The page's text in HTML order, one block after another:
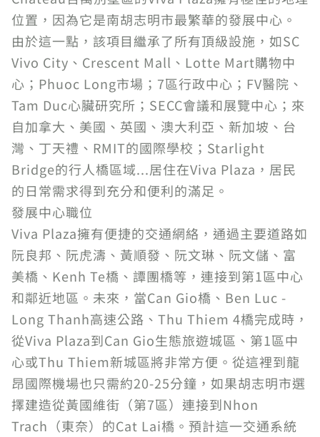
位置，因為它是南胡志明市最繁華的發展中心。
由於這一點，該項目繼承了所有頂級設施，如SC
Vivo City、Crescent Mall、Lotte Mart購物中
心；Phuoc Long市場；7區行政中心；FV醫院、
Tam Duc心臟研究所；SECC會議和展覽中心；來
自加拿大、美國、英國、澳大利亞、新加坡、台
灣、丁天禮、RMIT的國際學校；Starlight
Bridge的行人橋區域...居住在Viva Plaza，居民
的日常需求得到充分和便利的滿足。
發展中心職位
Viva Plaza擁有便捷的交通網絡，通過主要道路如
阮良邦、阮虎濤、黃順發、阮文琳、阮文儲、富
美橋、Kenh Te橋、譚團橋等，連接到第1區中心
和鄰近地區。未來，當Can Gio橋、Ben Luc -
Long Thanh高速公路、Thu Thiem 4橋完成時，
從Viva Plaza到Can Gio生態旅遊城區、第1區中
心或Thu Thiem新城區將非常方便。從這裡到龍
昂國際機場也只需約20-25分鐘，如果胡志明市選
擇建造從黃國維街（第7區）連接到Nhon
Trach（東奈）的Cat Lai橋。預計這一交通系統